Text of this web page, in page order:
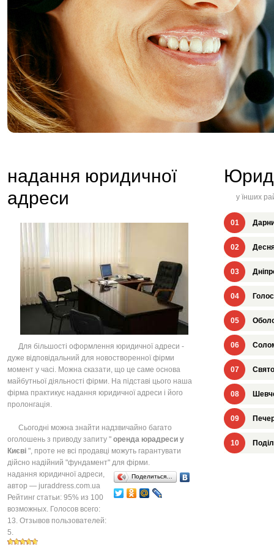
надання юридичної
адреси
Для більшості оформлення юридичної адреси -
дуже відповідальний для новостворенної фірми
момент у часі. Можна сказати, що це саме основа
майбутньої діяльності фірми. На підставі цього наша
фірма практикує надання юридичної адреси і його
пролонгація.
Сьогодні можна знайти надзвичайно багато
оголошень з приводу запиту " оренда юрадреси у
Києві ", проте не всі продавці можуть гарантувати
дійсно надійний "фундамент" для фірми.
надання юридичної адреси,
автор — juraddress.com.ua
Рейтинг статьи: 95% из 100
возможных. Голосов всего:
13. Отзывов пользователей:
5.
Поделиться…
у їнших
01
02
03
04
05
06
07
08
09
10